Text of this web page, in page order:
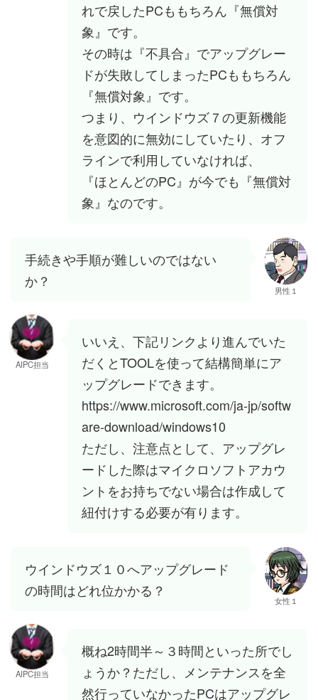
れで戻したPCももちろん『無償対
象』です。
その時は『不具合』でアップグレー
ドが失敗してしまったPCももちろん
『無償対象』です。
つまり、ウインドウズ７の更新機能
を意図的に無効にしていたり、オフ
ラインで利用していなければ、
『ほとんどのPC』が今でも『無償対
象』なのです。
手続きや手順が難しいのではない
か？
男性１
AIPC担当
いいえ、下記リンクより進んでいた
だくとTOOLを使って結構簡単にア
ップグレードできます。
https://www.microsoft.com/ja-jp/softw
are-download/windows10
ただし、注意点として、アップグレ
ードした際はマイクロソフトアカウ
ントをお持ちでない場合は作成して
紐付けする必要が有ります。
ウインドウズ１０へアップグレード
の時間はどれ位かかる？
女性１
AIPC担当
概ね2時間半～３時間といった所でし
ょうか？ただし、メンテナンスを全
然行っていなかったPCはアップグレ